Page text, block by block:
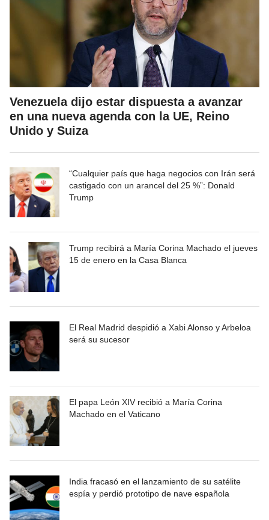
Venezuela dijo estar dispuesta a avanzar
en una nueva agenda con la UE, Reino
Unido y Suiza
“Cualquier país que haga negocios con Irán será
castigado con un arancel del 25 %”: Donald
Trump
Trump recibirá a María Corina Machado el jueves
15 de enero en la Casa Blanca
El Real Madrid despidió a Xabi Alonso y Arbeloa
será su sucesor
El papa León XIV recibió a María Corina
Machado en el Vaticano
India fracasó en el lanzamiento de su satélite
espía y perdió prototipo de nave española